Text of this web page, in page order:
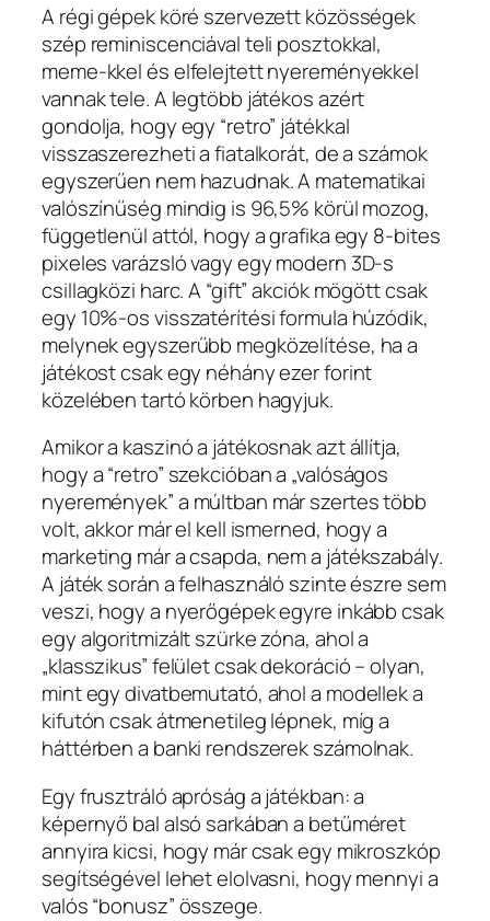
A régi gépek köré szervezett közösségek
szép reminiscenciával teli posztokkal,
meme-kkel és elfelejtett nyereményekkel
vannak tele. A legtöbb játékos azért
gondolja, hogy egy “retro” játékkal
visszaszerezheti a fiatalkorát, de a számok
egyszerűen nem hazudnak. A matematikai
valószínűség mindig is 96,5% körül mozog,
függetlenül attól, hogy a grafika egy 8‑bites
pixeles varázsló vagy egy modern 3D-s
csillagközi harc. A “gift” akciók mögött csak
egy 10%-os visszatérítési formula húzódik,
melynek egyszerűbb megközelítése, ha a
játékost csak egy néhány ezer forint
közelében tartó körben hagyjuk.
Amikor a kaszinó a játékosnak azt állítja,
hogy a “retro” szekcióban a „valóságos
nyeremények” a múltban már szertes több
volt, akkor már el kell ismerned, hogy a
marketing már a csapda, nem a játékszabály.
A játék során a felhasználó szinte észre sem
veszi, hogy a nyerőgépek egyre inkább csak
egy algoritmizált szürke zóna, ahol a
„klasszikus” felület csak dekoráció – olyan,
mint egy divatbemutató, ahol a modellek a
kifutón csak átmenetileg lépnek, míg a
háttérben a banki rendszerek számolnak.
Egy frusztráló apróság a játékban: a
képernyő bal alsó sarkában a betűméret
annyira kicsi, hogy már csak egy mikroszkóp
segítségével lehet elolvasni, hogy mennyi a
valós “bonusz” összege.